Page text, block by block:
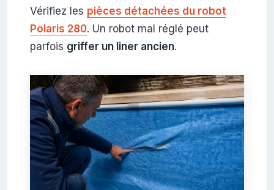
Vérifiez les pièces détachées du robot
Polaris 280. Un robot mal réglé peut
parfois griffer un liner ancien.